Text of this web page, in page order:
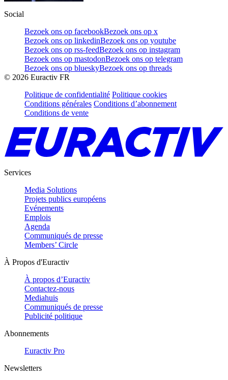
Social
Bezoek ons op facebookBezoek ons op x
Bezoek ons op linkedinBezoek ons op youtube
Bezoek ons op rss-feedBezoek ons op instagram
Bezoek ons op mastodonBezoek ons op telegram
Bezoek ons op blueskyBezoek ons op threads
© 2026 Euractiv FR
Politique de confidentialité Politique cookies
Conditions générales Conditions d’abonnement
Conditions de vente
Services
Media Solutions
Projets publics européens
Evénements
Emplois
Agenda
Communiqués de presse
Members’ Circle
À Propos d'Euractiv
À propos d’Euractiv
Contactez-nous
Mediahuis
Communiqués de presse
Publicité politique
Abonnements
Euractiv Pro
Newsletters